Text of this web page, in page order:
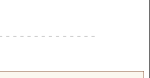
－－－－－－－－－－－－－